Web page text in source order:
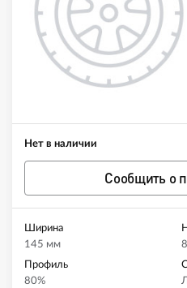
Нет в наличии
Сообщить о
Ширина
145 мм
Профиль
80%